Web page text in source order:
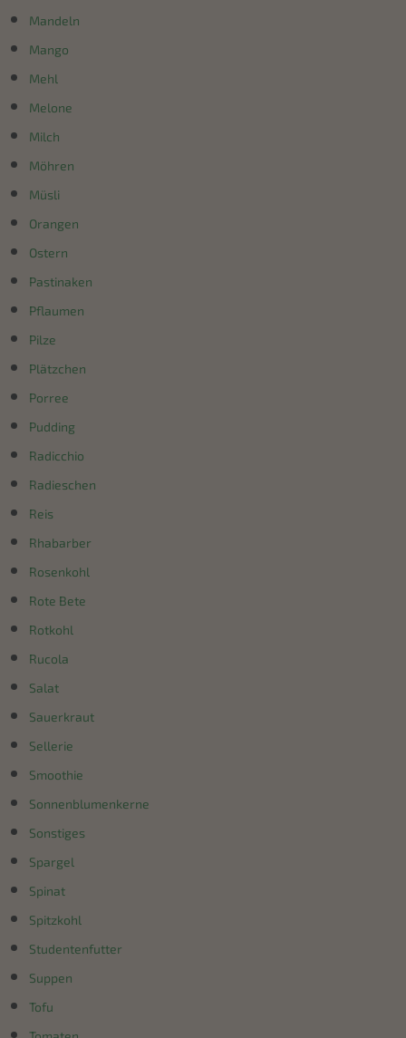
Mandeln
Mango
Mehl
Melone
Milch
Möhren
Müsli
Orangen
Ostern
Pastinaken
Pflaumen
Pilze
Plätzchen
Porree
Pudding
Radicchio
Radieschen
Reis
Rhabarber
Rosenkohl
Rote Bete
Rotkohl
Rucola
Salat
Sauerkraut
Sellerie
Smoothie
Sonnenblumenkerne
Sonstiges
Spargel
Spinat
Spitzkohl
Studentenfutter
Suppen
Tofu